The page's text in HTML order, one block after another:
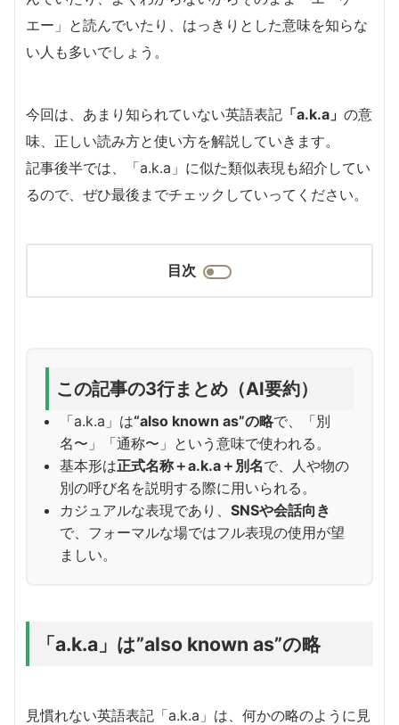
エー」と読んでいたり、はっきりとした意味を知らな
い人も多いでしょう。
今回は、あまり知られていない英語表記 「a.k.a」 の意
味、正しい読み方と使い方を解説していきます。
記事後半では、「a.k.a」に似た類似表現も紹介してい
るので、ぜひ最後までチェックしていってください。
目次
この記事の3行まとめ（AI要約）
「a.k.a」は“also known as”の略で、「別
名〜」「通称〜」という意味で使われる。
基本形は正式名称＋a.k.a＋別名で、人や物の
別の呼び名を説明する際に用いられる。
カジュアルな表現であり、 SNSや会話向き
で、フォーマルな場ではフル表現の使用が望
ましい。
「a.k.a」は”also known as”の略
見慣れない英語表記「a.k.a」は、何かの略のように見